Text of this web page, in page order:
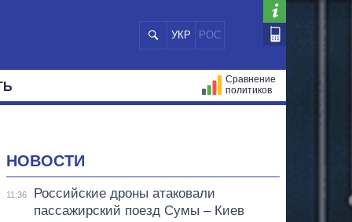
УКР РОС
Сравнение
политиков
НОВОСТИ
11:36
Российские дроны атаковали
пассажирский поезд Сумы – Киев